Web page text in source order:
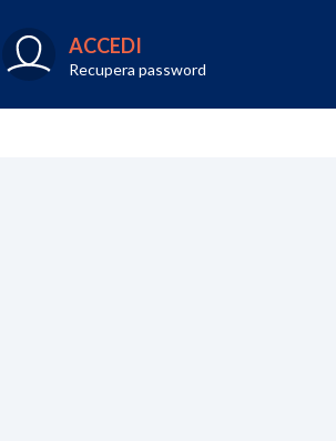
ACCEDI
Recupera password